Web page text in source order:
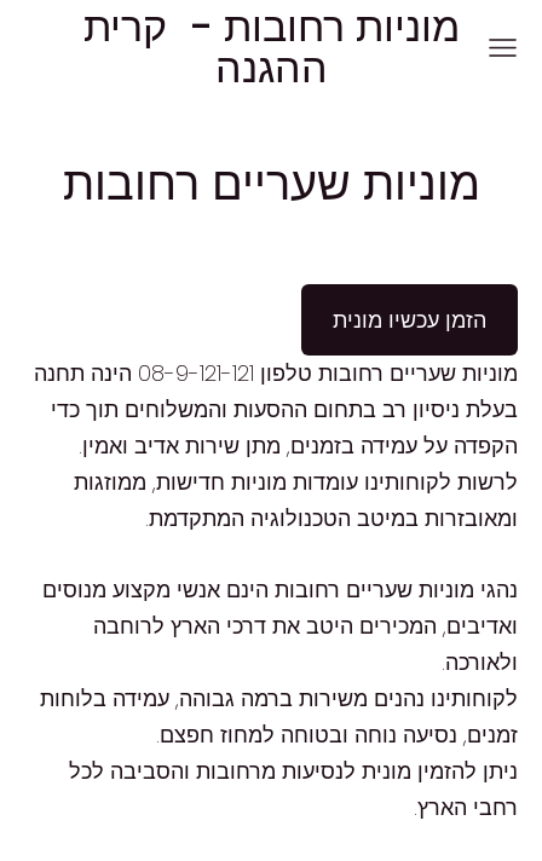
מוניות רחובות - קרית
ההגנה
מוניות שעריים רחובות
הזמן עכשיו מונית
מוניות שעריים רחובות טלפון 08-9-121-121 הינה תחנה
בעלת ניסיון רב בתחום ההסעות והמשלוחים תוך כדי
הקפדה על עמידה בזמנים, מתן שירות אדיב ואמין.
לרשות לקוחותינו עומדות מוניות חדישות, ממוזגות
ומאובזרות במיטב הטכנולוגיה המתקדמת.
נהגי מוניות שעריים רחובות הינם אנשי מקצוע מנוסים
ואדיבים, המכירים היטב את דרכי הארץ לרוחבה
ולאורכה.
לקוחותינו נהנים משירות ברמה גבוהה, עמידה בלוחות
זמנים, נסיעה נוחה ובטוחה למחוז חפצם.
ניתן להזמין מונית לנסיעות מרחובות והסביבה לכל
רחבי הארץ.